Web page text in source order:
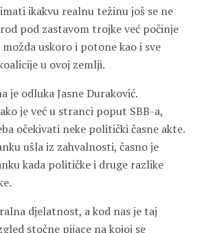
ikakvu realnu težinu još se ne
pod zastavom trojke već počinje
uskoro i potone kao i sve
u ovoj zemlji.
je odluka Jasne Duraković.
je već u stranci poput SBB-a,
očekivati neke politički časne akte.
ušla iz zahvalnosti, časno je
kada političke i druge razlike
djelatnost, a kod nas je taj
stočne pijace na kojoj se